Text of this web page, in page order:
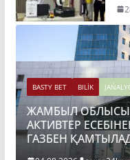
BASTY BET BILİK
ТОҚАЕВ
ҚҰРЫЛЫСЫН